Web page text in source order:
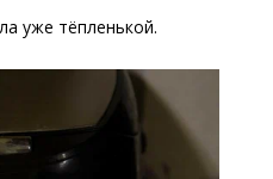
уже тёпленькой.